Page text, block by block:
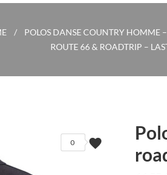
POLOS DANSE COUNTRY HOMME –
ROUTE 66 & ROADTRIP –
favorite
0